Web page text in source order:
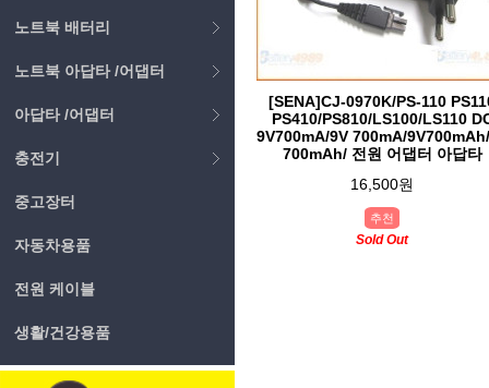
노트북 배터리
노트북 아답타 /어댑터
아답타 /어댑터
충전기
중고장터
자동차용품
전원 케이블
생활/건강용품
[SENA]CJ-0970K/PS-110
PS410/PS810/LS100/LS110
9V700mA/9V 700mA/
700mAh/ 전원 어댑터 아답타
16,500원
추천
Sold Out